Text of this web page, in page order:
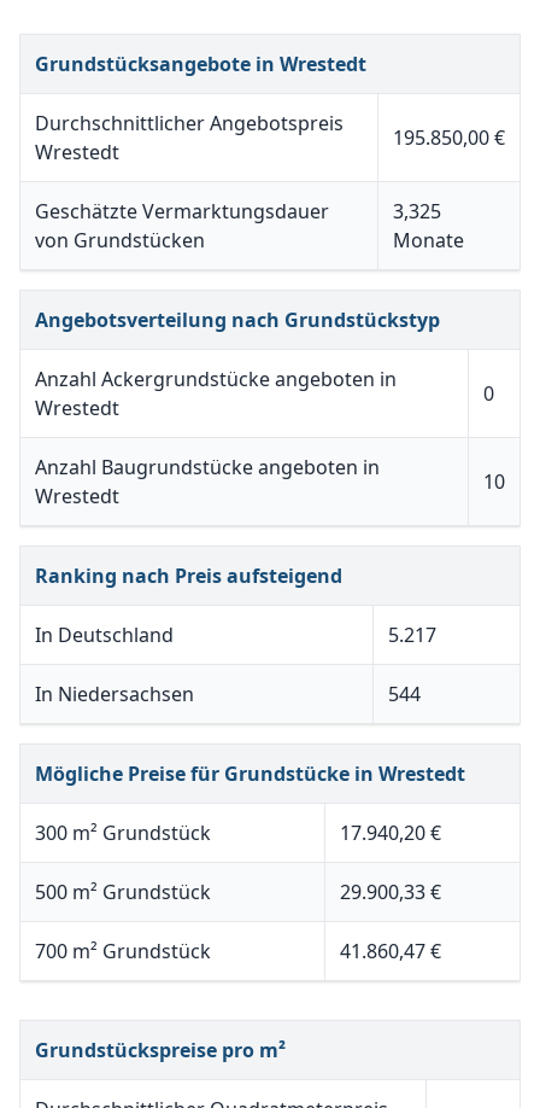
Grundstücksangebote in Wrestedt
Durchschnittlicher Angebotspreis
Wrestedt
195.850,00 €
Geschätzte Vermarktungsdauer
von Grundstücken
3,325
Monate
Angebotsverteilung nach Grundstückstyp
Anzahl Ackergrundstücke angeboten in
Wrestedt
0
Anzahl Baugrundstücke angeboten in
Wrestedt
10
Ranking nach Preis aufsteigend
In Deutschland 5.217
In Niedersachsen 544
Mögliche Preise für Grundstücke in Wrestedt
300 m² Grundstück 17.940,20 €
500 m² Grundstück 29.900,33 €
700 m² Grundstück 41.860,47 €
Grundstückspreise pro m²